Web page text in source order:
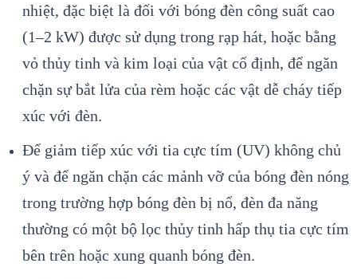
nhiệt, đặc biệt là đối với bóng đèn công suất cao
(1–2 kW) được sử dụng trong rạp hát, hoặc bằng
vỏ thủy tinh và kim loại của vật cố định, để ngăn
chặn sự bắt lửa của rèm hoặc các vật dễ cháy tiếp
xúc với đèn.
Để giảm tiếp xúc với tia cực tím (UV) không chủ
ý và để ngăn chặn các mảnh vỡ của bóng đèn nóng
trong trường hợp bóng đèn bị nổ, đèn đa năng
thường có một bộ lọc thủy tinh hấp thụ tia cực tím
bên trên hoặc xung quanh bóng đèn.